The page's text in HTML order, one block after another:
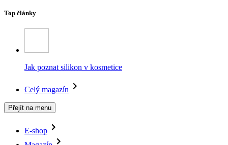
Top články
Jak poznat silikon v kosmetice
Celý magazín
Přejít na menu
E-shop